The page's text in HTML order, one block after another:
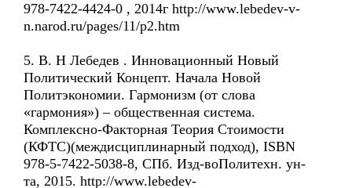
978-7422-4424-0 , 2014г http://www.lebedev-v-
n.narod.ru/pages/11/p2.htm
5. В. Н Лебедев . Инновационный Новый
Политический Концепт. Начала Новой
Политэкономии. Гармонизм (от слова
«гармония») – общественная система.
Комплексно-Факторная Теория Стоимости
(КФТС)(междисциплинарный подход), ISBN
978-5-7422-5038-8, СПб. Изд-воПолитехн. ун-
та, 2015. http://www.lebedev-